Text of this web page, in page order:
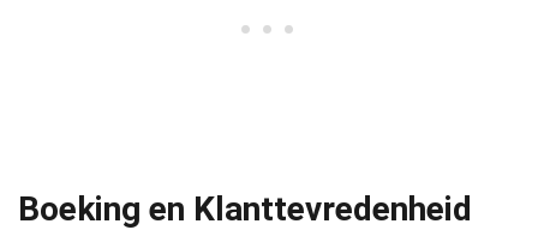
Boeking en Klanttevredenheid